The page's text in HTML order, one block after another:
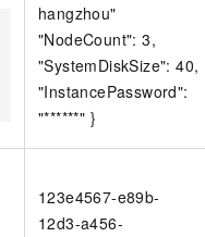
hangzhou"
"NodeCount": 3,
"SystemDiskSize": 40,
"InstancePassword":
"******" }
123e4567-e89b-
12d3-a456-